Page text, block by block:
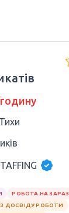
РОБОТА НА ЗАРАЗ
ДОСВІДУ РОБОТИ